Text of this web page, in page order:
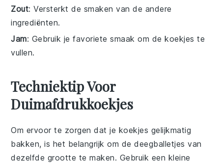
Zout: Versterkt de smaken van de andere
ingrediënten.
Jam: Gebruik je favoriete smaak om de koekjes te
vullen.
Techniektip Voor
Duimafdrukkoekjes
Om ervoor te zorgen dat je koekjes gelijkmatig
bakken, is het belangrijk om dedeegballetjes van
dezelfde grootte te maken. Gebruik een kleine